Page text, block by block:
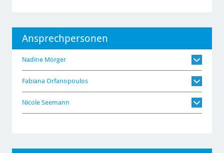
Ansprechpersonen
Nadine Mörger
Fabiana Orfanopoulos
Nicole Seemann